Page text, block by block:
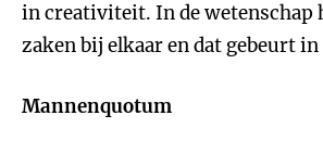
in creativiteit. In de wetenschap
zaken bij elkaar en dat gebeurt in
Mannenquotum